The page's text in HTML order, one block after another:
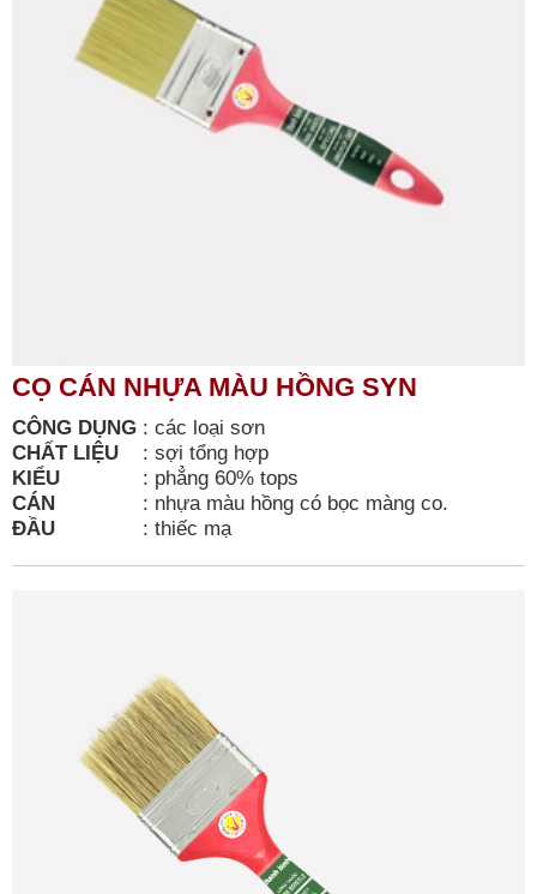
CỌ CÁN NHỰA MÀU HỒNG SYN
CÔNG DỤNG : các loại sơn
CHẤT LIỆU
: sợi tổng hợp
KIỂU
: phẳng 60% tops
CÁN
: nhựa màu hồng có bọc màng co.
ĐẦU
: thiếc mạ